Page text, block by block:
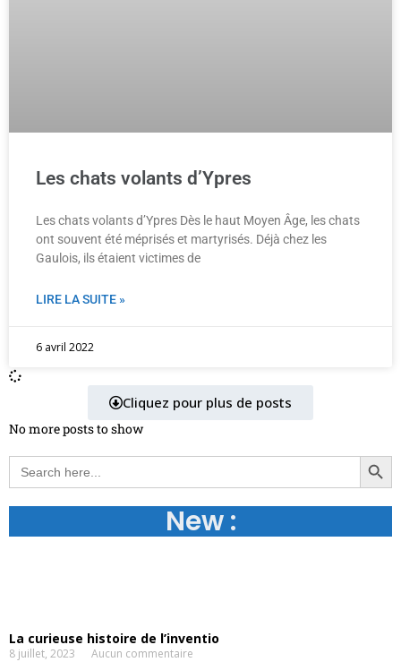
Les chats volants d’Ypres
Les chats volants d’Ypres Dès le haut Moyen Âge, les chats
ont souvent été méprisés et martyrisés. Déjà chez les
Gaulois, ils étaient victimes de
LIRE LA SUITE »
6 avril 2022
Cliquez pour plus de posts
No more posts to show
Search
for:
Search Button
New :
La curieuse histoire de l’inventio
8 juillet, 2023 Aucun commentaire